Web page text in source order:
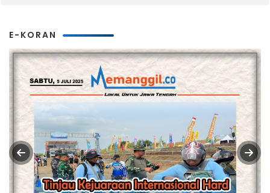
E-KORAN